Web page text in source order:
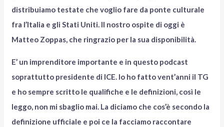
distribuiamo testate che voglio fare da ponte culturale
fra l’Italia e gli Stati Uniti. Il nostro ospite di oggi è
Matteo Zoppas, che ringrazio per la sua disponibilità.
E’ un imprenditore importante e in questo podcast
soprattutto presidente di ICE. Io ho fatto vent’anni il TG
e ho sempre scritto le qualifiche e le definizioni, così le
leggo, non mi sbaglio mai. La diciamo che cos’è secondo la
definizione ufficiale e poi ce la facciamo raccontare